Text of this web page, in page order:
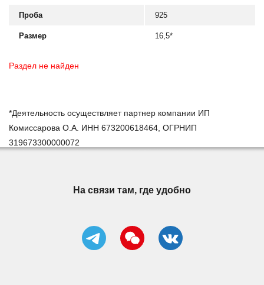
Проба 925
Размер 16,5*
Раздел не найден
*Деятельность осуществляет партнер компании ИП
Комиссарова О.А. ИНН 673200618464, ОГРНИП
319673300000072
На связи там, где удобно